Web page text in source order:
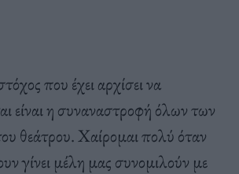
που έχει αρχίσει να
είναι η συναναστροφή όλων των
θεάτρου. Χαίρομαι πολύ όταν
γίνει μέλη μας συνομιλούν με